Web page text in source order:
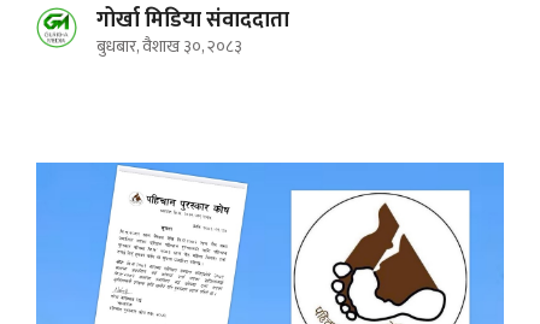
गोर्खा मिडिया संवाददाता
बुधबार, वैशाख ३०, २०८३